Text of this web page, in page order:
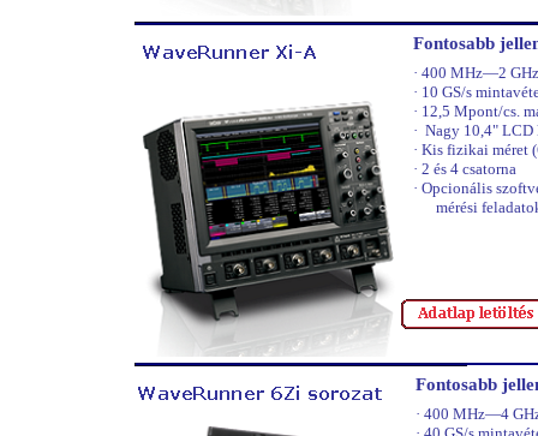
Fontosabb
· 400 MHz—4
Fontosabb
· 400 MHz—2 GHz
· 10 GS/s
· 12,5 Mpont/cs.
· Nagy 10,4"
· Kis fizikai méret
· 2 és 4 csatorna
· Opcionális
mérési